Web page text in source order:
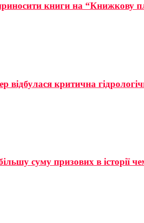
книги на “Книжкову
відбулася критична
суму призових в історії